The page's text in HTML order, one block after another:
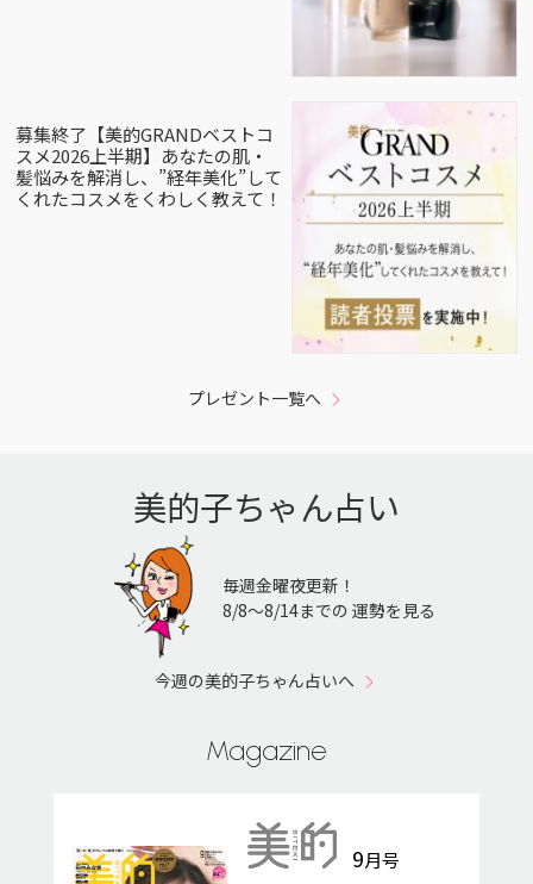
募集終了【美的GRANDベストコ
スメ2026上半期】あなたの肌・
髪悩みを解消し、”経年美化”して
くれたコスメをくわしく教えて！
プレゼント一覧へ
美的子ちゃん占い
毎週金曜夜更新！
8/8〜8/14までの 運勢を見る
今週の美的子ちゃん占いへ
Magazine
9月号